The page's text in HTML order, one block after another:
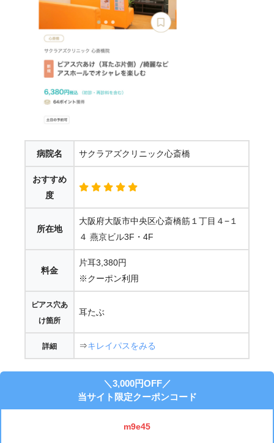
病院名 サクラアズクリニック心斎橋
おすすめ
度
所在地
大阪府大阪市中央区心斎橋筋１丁目４−１
４ 燕京ビル3F・4F
料金
片耳3,380円
※クーポン利用
ピアス穴あ
け箇所
耳たぶ
詳細 ⇒キレイパスをみる
＼3,000円OFF／
当サイト限定クーポンコード
m9e45